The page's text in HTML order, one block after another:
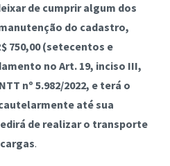
de cumprir algum dos
do cadastro,
750,00 (setecentos e
no Art. 19, inciso III,
nº 5.982/2022, e terá o
até sua
de realizar o transporte
.